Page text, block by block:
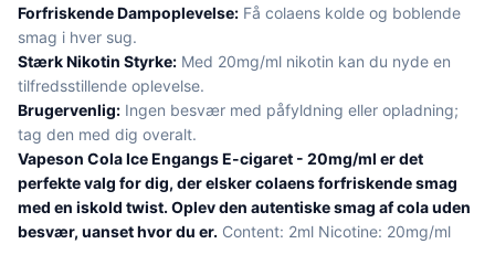
Forfriskende Dampoplevelse: Få colaens kolde og boblende
smag i hver sug.
Stærk Nikotin Styrke: Med 20mg/ml nikotin kan du nyde en
tilfredsstillende oplevelse.
Brugervenlig: Ingen besvær med påfyldning eller opladning;
tag den med dig overalt.
Vapeson Cola Ice Engangs E-cigaret - 20mg/ml er det
perfekte valg for dig, der elsker colaens forfriskende smag
med en iskold twist. Oplev den autentiske smag af cola uden
besvær, uanset hvor du er. Content: 2ml Nicotine: 20mg/ml